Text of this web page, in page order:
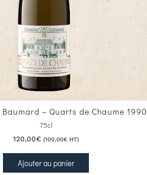
– Quarts de Chaume 1990
75cl
120,00€ (100,00€HT)
Ajouter au panier